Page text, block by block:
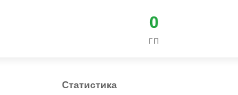
0
ГП
Статистика